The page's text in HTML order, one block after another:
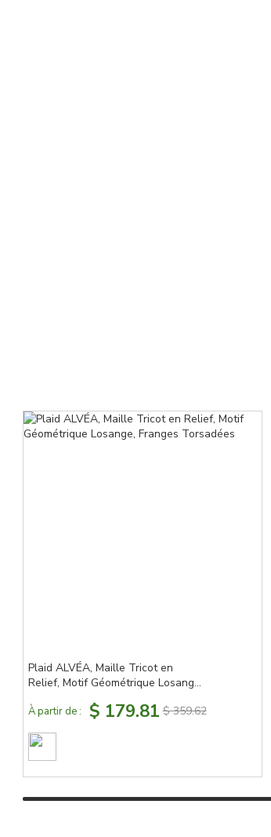
Plaid ALVÉA, Maille Tricot en
Relief, Motif Géométrique Losange,
À partir de : $ 179.81 $ 359.62